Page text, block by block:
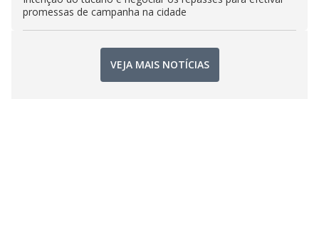
promessas de campanha na cidade
VEJA MAIS NOTÍCIAS